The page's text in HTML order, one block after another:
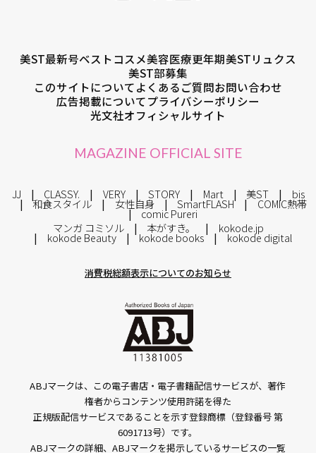
美ST最新号ベストコスメ美容医療更年期美STリュクス
美ST部募集
このサイトについてよくあるご質問お問い合わせ
広告掲載についてプライバシーポリシー
光文社オフィシャルサイト
MAGAZINE OFFICIAL SITE
JJ CLASSY. VERY STORY Mart 美ST bis
和食スタイル 女性自身 SmartFLASH COMIC熱帯
comic Pureri
マンガ コミソル
本がすき。 kokode.jp
kokode Beauty kokode books kokode digital
消費税総額表示についてのお知らせ
ABJマークは、この電子書店・電子書籍配信サービスが、著作
権者からコンテンツ使用許諾を得た
正規版配信サービスであることを示す登録商標（登録番号 第
6091713号）です。
ABJマークの詳細、ABJマークを掲示しているサービスの一覧